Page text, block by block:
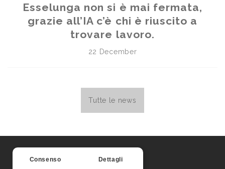
Consenso Dettagli
Esselunga non si è mai fermata,
grazie all’IA c’è chi è riuscito a
trovare lavoro.
22 December
Tutte le news